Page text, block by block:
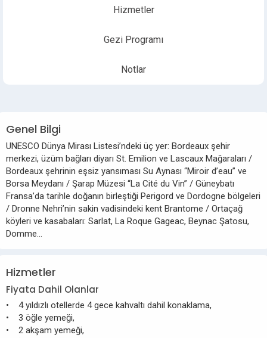
Hizmetler
Gezi Programı
Notlar
Genel Bilgi
UNESCO Dünya Mirası Listesi’ndeki üç yer: Bordeaux şehir
merkezi, üzüm bağları diyarı St. Emilion ve Lascaux Mağaraları /
Bordeaux şehrinin eşsiz yansıması Su Aynası “Miroir d’eau” ve
Borsa Meydanı / Şarap Müzesi “La Cité du Vin” / Güneybatı
Fransa’da tarihle doğanın birleştiği Perigord ve Dordogne bölgeleri
/ Dronne Nehri’nin sakin vadisindeki kent Brantome / Ortaçağ
köyleri ve kasabaları: Sarlat, La Roque Gageac, Beynac Şatosu,
Domme…
Hizmetler
Fiyata Dahil Olanlar
• 4 yıldızlı otellerde 4 gece kahvaltı dahil konaklama,
• 3 öğle yemeği,
• 2 akşam yemeği,